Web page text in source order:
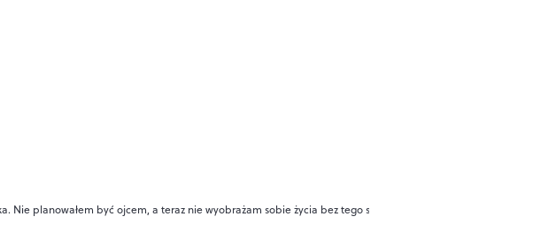
Nie planowałem być ojcem, a teraz nie wyobrażam sobie życia bez tego szkraba”